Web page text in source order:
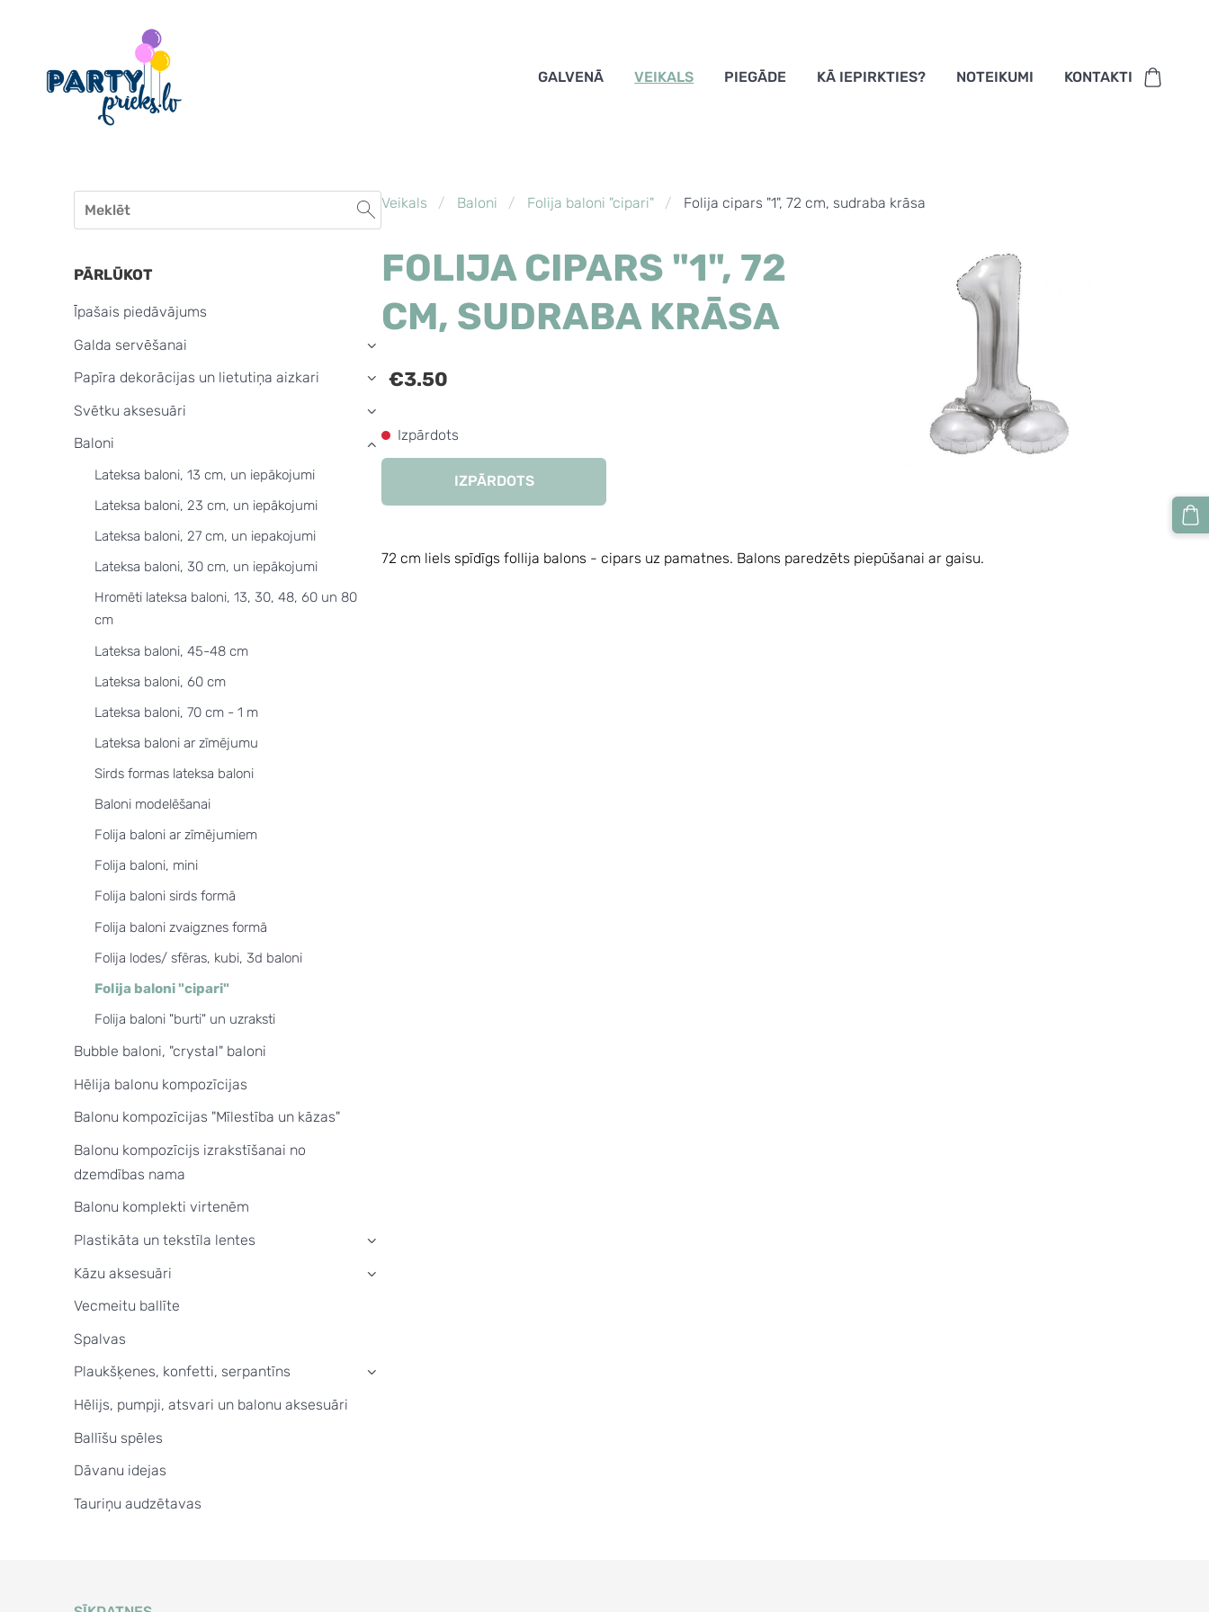
GALVENĀ VEIKALS PIEGĀDE KĀ IEPIRKTIES? NOTEIKUMI KONTAKTI
PĀRLŪKOT
Īpašais piedāvājums
Galda servēšanai
›
Papīra dekorācijas un lietutiņa aizkari ›
Svētku aksesuāri ›
Baloni
Lateksa baloni, 13 cm, un iepākojumi
Lateksa baloni, 23 cm, un iepākojumi
Lateksa baloni, 27 cm, un iepakojumi
Lateksa baloni, 30 cm, un iepākojumi
Hromēti lateksa baloni, 13, 30, 48, 60 un 80
cm
Lateksa baloni, 45-48 cm
Lateksa baloni, 60 cm
Lateksa baloni, 70 cm - 1 m
Lateksa baloni ar zīmējumu
Sirds formas lateksa baloni
Baloni modelēšanai
Folija baloni ar zīmējumiem
Folija baloni, mini
Folija baloni sirds formā
Folija baloni zvaigznes formā
Folija lodes/ sfēras, kubi, 3d baloni
Folija baloni "cipari"
Folija baloni "burti" un uzraksti
›
Bubble baloni, "crystal" baloni
Hēlija balonu kompozīcijas
Balonu kompozīcijas "Mīlestība un kāzas"
Balonu kompozīcijs izrakstīšanai no
dzemdības nama
Balonu komplekti virtenēm
Plastikāta un tekstīla lentes
›
Kāzu aksesuāri ›
Vecmeitu ballīte
Spalvas
Plaukšķenes, konfetti, serpantīns
›
Hēlijs, pumpji, atsvari un balonu aksesuāri
Ballīšu spēles
Dāvanu idejas
Tauriņu audzētavas
Veikals Baloni Folija baloni "cipari" Folija cipars "1", 72 cm, sudraba krāsa
FOLIJA CIPARS "1", 72
CM, SUDRABA KRĀSA
€3.50
Izpārdots
IZPĀRDOTS
72 cm liels spīdīgs follija balons - cipars uz pamatnes. Balons paredzēts piepūšanai ar gaisu.